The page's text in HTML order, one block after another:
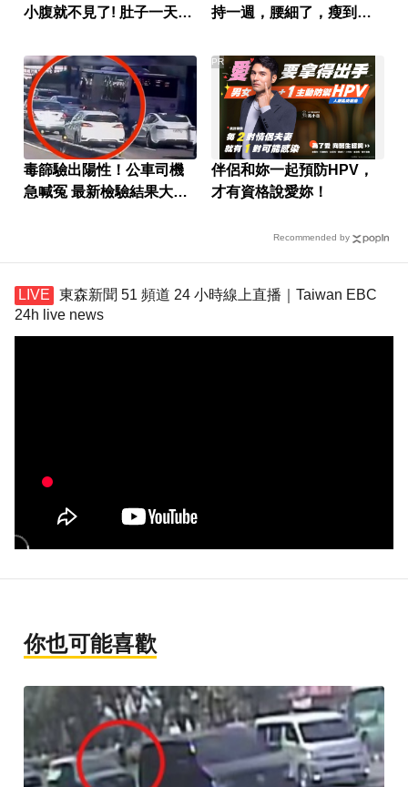
小腹就不見了! 肚子一天天
持一週，腰細了，瘦到你
毒篩驗出陽性！公車司機
急喊冤 最新檢驗結果大逆
伴侶和妳一起預防HPV，
才有資格說愛妳！
PR
Recommended by
東森新聞 51 頻道 24 小時線上直播｜Taiwan EBC
24h live news
你也可能喜歡